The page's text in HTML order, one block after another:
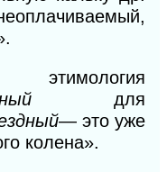
мый,
для
— это уже
колена».